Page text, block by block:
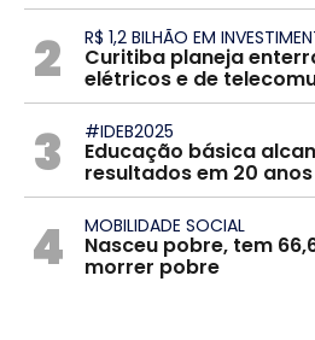
2 R$ 1,2 BILHÃO EM
Curitiba planeja
elétricos e de
3 #IDEB2025
Educação básica
resultados em 20 anos
4 MOBILIDADE SOCIAL
Nasceu pobre, tem
morrer pobre